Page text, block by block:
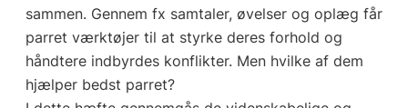
sammen. Gennem fx samtaler, øvelser og oplæg får
parret værktøjer til at styrke deres forhold og
håndtere indbyrdes konflikter. Men hvilke af dem
hjælper bedst parret?